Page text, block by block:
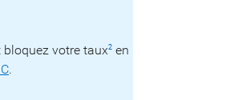
bloquez votre taux2 en
.